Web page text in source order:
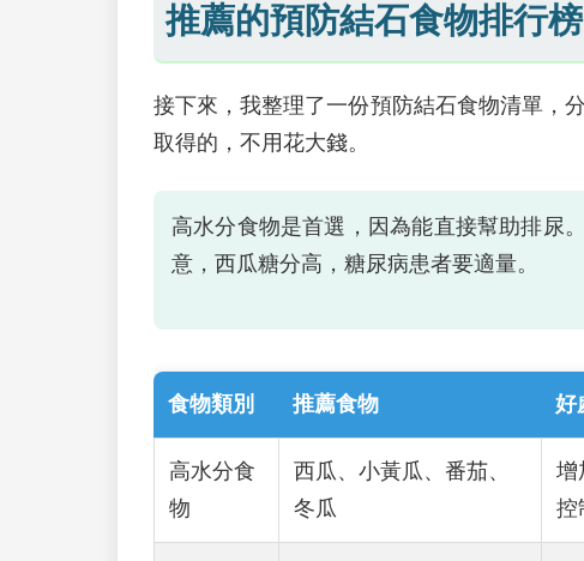
推薦的預防結石食物排行榜
接下來，我整理了一份預防結石食物清單，
取得的，不用花大錢。
高水分食物是首選，因為能直接幫助排尿
意，西瓜糖分高，糖尿病患者要適量。
食物類別 推薦食物 好
高水分食
物
西瓜、小黃瓜、番茄、
冬瓜
增
控